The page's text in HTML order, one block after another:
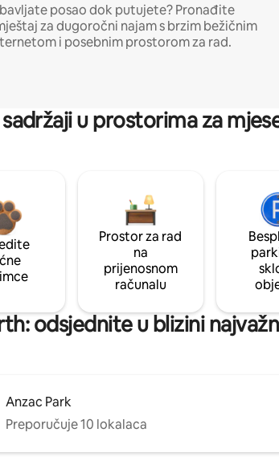
posao dok putujete? Pronađite
za dugoročni najam s brzim bežičnim
i posebnim prostorom za rad.
u prostorima za
Prostor za rad
na
prijenosnom
računalu
odsjednite u blizini
Anzac Park
Preporučuje 10 lokalaca